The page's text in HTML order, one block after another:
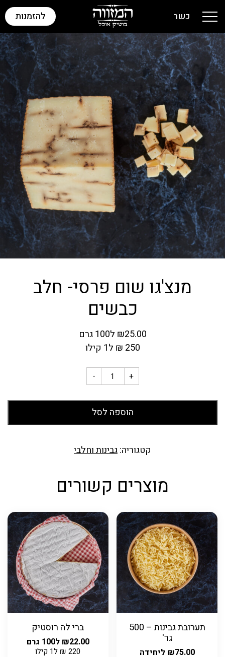
להזמנות
כשר
מנצ'גו שום פרסי- חלב
כבשים
₪25.00
ל100 גרם
250
₪ ל1 קילו
- +
הוספה לסל
קטגוריה:גבינות וחלבי
מוצרים קשורים
תערובת גבינות – 500
גר'
₪75.00 ליחידה
ברי לה רוסטיק
₪22.00 ל100 גרם
220
₪ ל1 קילו